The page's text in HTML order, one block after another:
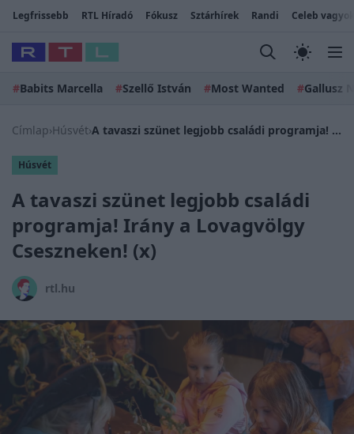
Legfrissebb RTL Híradó Fókusz Sztárhírek Randi Celeb
#Babits Marcella #Szellő István #Most Wanted #Gallusz
Címlap›Húsvét› A tavaszi szünet legjobb családi programja! Irány a Lovagvölgy Cseszneken! (x)
Húsvét
A tavaszi szünet legjobb családi
programja! Irány a Lovagvölgy
Cseszneken! (x)
rtl.hu